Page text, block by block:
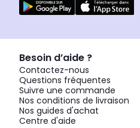
Besoin d’aide ?
Contactez-nous
Questions fréquentes
Suivre une commande
Nos conditions de livraison
Nos guides d'achat
Centre d'aide